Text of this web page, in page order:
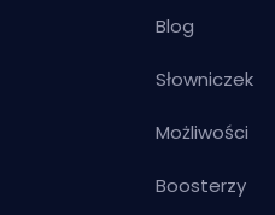
Blog
Słowniczek
Możliwości
Boosterzy